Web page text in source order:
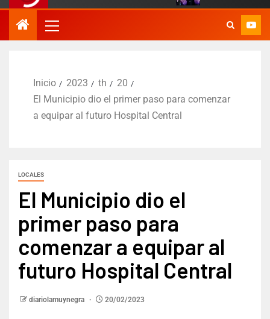
Inicio 2023 th
20
El Municipio dio el primer paso para comenzar
a equipar al futuro Hospital Central
LOCALES
El Municipio dio el
primer paso para
comenzar a equipar al
futuro Hospital Central
diariolamuynegra 20/02/2023